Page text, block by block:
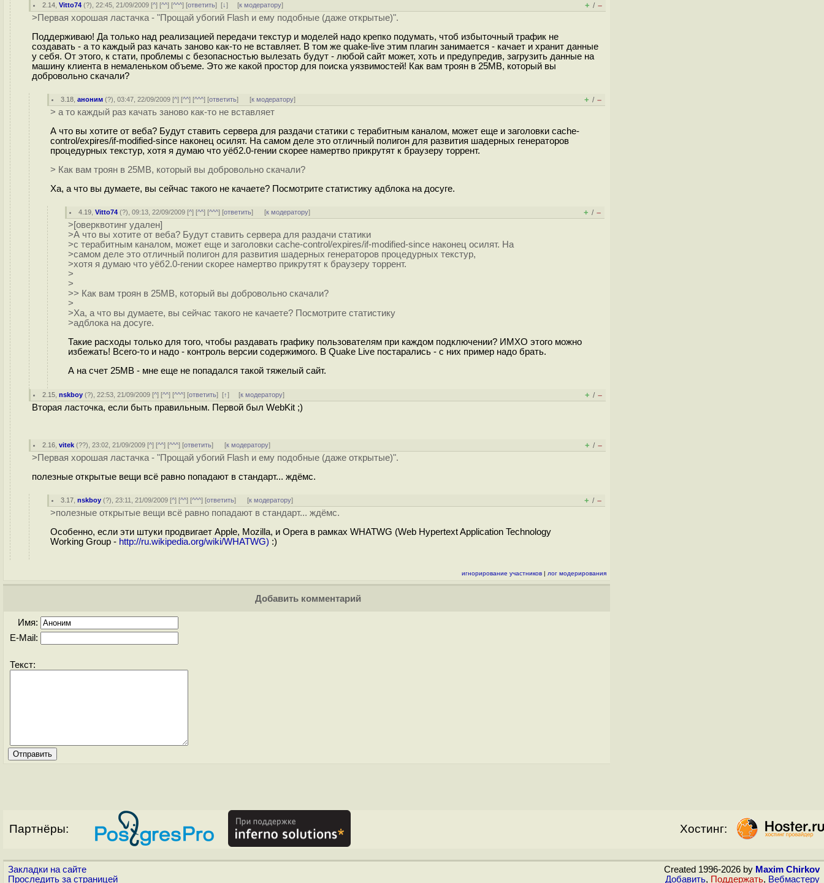
2.14 ,Vitto74 (?), 22:45, 21/09/2009 [^] [^^] [^^^] [ответить][↓] [к модератору] + / –
>Первая хорошая ластачка - "Прощай убогий Flash и ему подобные (даже открытые)".
Поддерживаю! Да только над реализацией передачи текстур и моделей надо крепко подумать, чтоб избыточный трафик не
создавать - а то каждый раз качать заново как-то не вставляет. В том же quake-live этим плагин занимается - качает и хранит данные
у себя. От этого, к стати, проблемы с безопасностью вылезать будут - любой сайт может, хоть и предупредив, загрузить данные на
машину клиента в немаленьком объеме. Это же какой простор для поиска уязвимостей! Как вам троян в 25MB, который вы
добровольно скачали?
3.18 ,аноним (?), 03:47, 22/09/2009 [^] [^^] [^^^] [ответить] [к модератору] + / –
> а то каждый раз качать заново как-то не вставляет
А что вы хотите от веба? Будут ставить сервера для раздачи статики с терабитным каналом, может еще и заголовки cache-
control/expires/if-modified-since наконец осилят. На самом деле это отличный полигон для развития шадерных генераторов
процедурных текстур, хотя я думаю что уёб2.0-гении скорее намертво прикрутят к браузеру торрент.
> Как вам троян в 25MB, который вы добровольно скачали?
Ха, а что вы думаете, вы сейчас такого не качаете? Посмотрите статистику адблока на досуге.
4.19 ,Vitto74 (?), 09:13, 22/09/2009 [^] [^^] [^^^] [ответить] [к модератору] + / –
>[оверквотинг удален]
>А что вы хотите от веба? Будут ставить сервера для раздачи статики
>с терабитным каналом, может еще и заголовки cache-control/expires/if-modified-since наконец осилят. На
>самом деле это отличный полигон для развития шадерных генераторов процедурных текстур,
>хотя я думаю что уёб2.0-гении скорее намертво прикрутят к браузеру торрент.
>
>
>> Как вам троян в 25MB, который вы добровольно скачали?
>
>Ха, а что вы думаете, вы сейчас такого не качаете? Посмотрите статистику
>адблока на досуге.
Такие расходы только для того, чтобы раздавать графику пользователям при каждом подключении? ИМХО этого можно
избежать! Всего-то и надо - контроль версии содержимого. В Quake Live постарались - с них пример надо брать.
А на счет 25MB - мне еще не попадался такой тяжелый сайт.
2.15 ,nskboy (?), 22:53, 21/09/2009 [^] [^^] [^^^] [ответить][↑] [к модератору] + / –
Вторая ласточка, если быть правильным. Первой был WebKit ;)
2.16 ,vitek (??), 23:02, 21/09/2009 [^] [^^] [^^^] [ответить] [к модератору] + / –
>Первая хорошая ластачка - "Прощай убогий Flash и ему подобные (даже открытые)".
полезные открытые вещи всё равно попадают в стандарт... ждёмс.
3.17 ,nskboy (?), 23:11, 21/09/2009 [^] [^^] [^^^] [ответить] [к модератору] + / –
>полезные открытые вещи всё равно попадают в стандарт... ждёмс.
Особенно, если эти штуки продвигает Apple, Mozilla, и Opera в рамках WHATWG (Web Hypertext Application Technology
Working Group - http://ru.wikipedia.org/wiki/WHATWG) :)
игнорирование участников | лог модерирования
Добавить комментарий
Имя:
E-Mail:
Текст:
Партнёры: Хостинг:
Закладки на сайте
Проследить за страницей
Created 1996-2026 by Maxim Chirkov
Добавить, Поддержать, Вебмастеру